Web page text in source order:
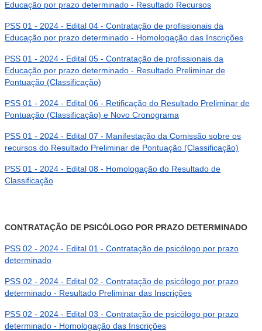
Educação por prazo determinado - Resultado Recursos
PSS 01 - 2024 - Edital 04 - Contratação de profissionais da
Educação por prazo determinado - Homologação das Inscrições
PSS 01 - 2024 - Edital 05 - Contratação de profissionais da
Educação por prazo determinado - Resultado Preliminar de
Pontuação (Classificação)
PSS 01 - 2024 - Edital 06 - Retificação do Resultado Preliminar de
Pontuação (Classificação) e Novo Cronograma
PSS 01 - 2024 - Edital 07 - Manifestação da Comissão sobre os
recursos do Resultado Preliminar de Pontuação (Classificação)
PSS 01 - 2024 - Edital 08 - Homologação do Resultado de
Classificação
CONTRATAÇÃO DE PSICÓLOGO POR PRAZO DETERMINADO
PSS 02 - 2024 - Edital 01 - Contratação de psicólogo por prazo
determinado
PSS 02 - 2024 - Edital 02 - Contratação de psicólogo por prazo
determinado - Resultado Preliminar das Inscrições
PSS 02 - 2024 - Edital 03 - Contratação de psicólogo por prazo
determinado - Homologação das Inscrições